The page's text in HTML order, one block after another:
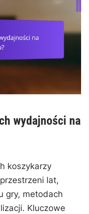
wydajności na
koszykarzy
lat,
gry, metodach
Kluczowe